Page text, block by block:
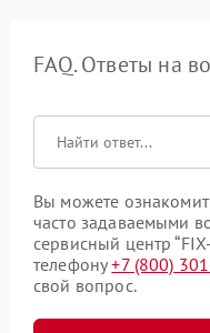
FAQ. Ответы на
Вы можете
часто задаваемыми
сервисный центр
телефону+7 (800)
свой вопрос.